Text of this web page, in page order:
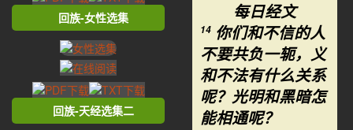
回族-女性选集
回族-天经选集二
每日经文
14 你们和不信的人
不要共负一轭，义
和不法有什么关系
呢？光明和黑暗怎
能相通呢？